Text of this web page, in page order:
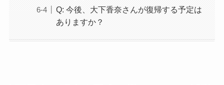
Q: 今後、大下香奈さんが復帰する予定は
ありますか？